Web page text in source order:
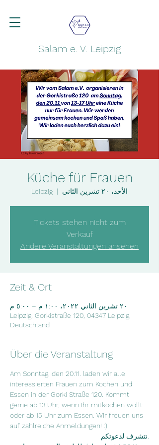
Salam e. V. Leipzig
Küche für Frauen
الأحد، ٢٠ تشرين الثاني
  |
Leipzig
Tickets stehen nicht zum
Verkauf
Andere Veranstaltungen ansehen
Zeit & Ort
٢٠ تشرين الثاني ٢٠٢٢، ١:٠٠ م – ٥:٠٠ م
Leipzig, Gorkistraße 120, 04347 Leipzig,
Deutschland
Über die Veranstaltung
Am Sonntag, den 20.11. laden wir alle
interessierten Frauen zum Kochen und
Essen in der Gorki Straße 120. Kommt
gerne ab 13 Uhr, wenn Ihr mitkochen wollt
oder ab 15 Uhr zum Essen. Wir freuen uns
auf zahlreiche Anmeldungen! :)
.نتشرف لدعوتكم